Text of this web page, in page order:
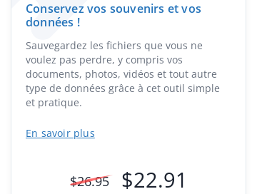
Conservez vos souvenirs et vos
données !
Sauvegardez les fichiers que vous ne
voulez pas perdre, y compris vos
documents, photos, vidéos et tout autre
type de données grâce à cet outil simple
et pratique.
En savoir plus
$26.95 $22.91